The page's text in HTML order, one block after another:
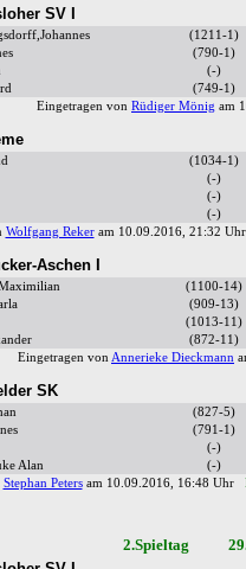
SV I
(1211-1)
(790-1)
(-)
(749-1)
Eingetragen von Rüdiger Mönig am
(1034-1)
(-)
(-)
(-)
Wolfgang Rekeram 10.09.2016, 21:32
Aschen I
(1100-14)
(909-13)
(1013-11)
(872-11)
Eingetragen von Annerieke Dieckmann
SK
(827-5)
(791-1)
(-)
Alan (-)
Stephan Petersam 10.09.2016, 16:48 Uhr
2.Spieltag